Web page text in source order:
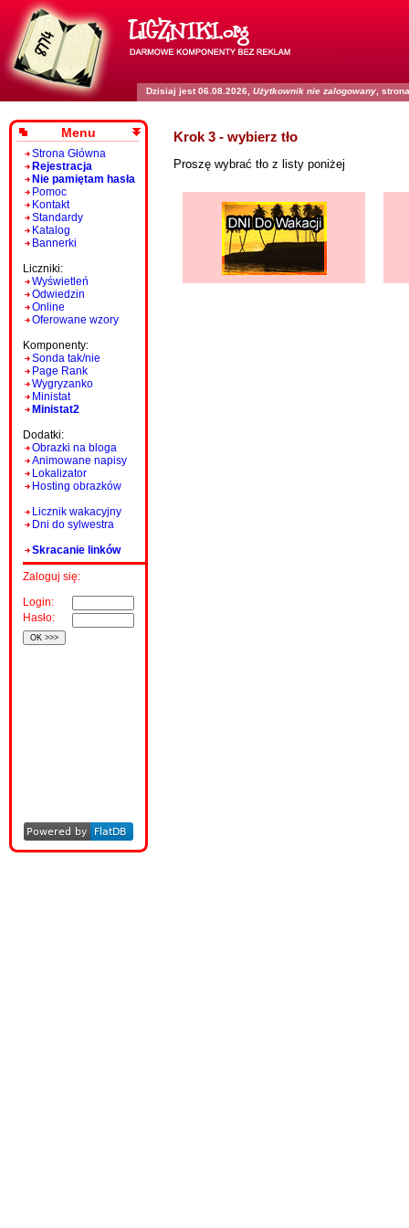
Dzisiaj jest 06.08.2026, Użytkownik nie zalogowany ,
Menu
Strona Główna
Rejestracja
Nie pamiętam hasła
Pomoc
Kontakt
Standardy
Katalog
Bannerki
Liczniki:
Wyświetleń
Odwiedzin
Online
Oferowane wzory
Komponenty:
Sonda tak/nie
Page Rank
Wygryzanko
Ministat
Ministat2
Dodatki:
Obrazki na bloga
Animowane napisy
Lokalizator
Hosting obrazków
Licznik wakacyjny
Dni do sylwestra
Skracanie linków
Zaloguj się:
Login:
Hasło:
Krok 3 - wybierz tło
Proszę wybrać tło z listy poniżej